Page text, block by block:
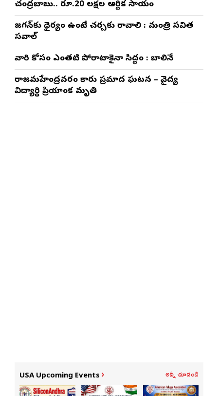
చంద్రబాబు.. రూ.20 లక్షల ఆర్థిక సాయం
జగన్‌కు ధైర్యం ఉంటే చర్చకు రావాలి : మంత్రి సవిత
సవాల్
వారి కోసం ఎంతటి పోరాటానికైనా సిద్ధం : బాలినేని
రాజమహేంద్రవరం కారు ప్రమాద ఘటన – వైద్య
విద్యార్థిని ప్రియాంక మృతి
USA Upcoming Events అన్నీ చూడండి